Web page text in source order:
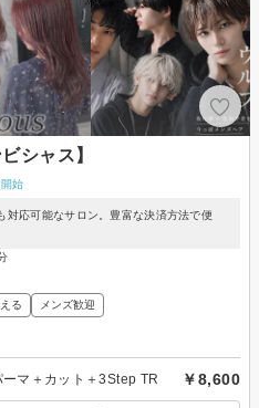
シャス】
始
対応可能なサロン。豊富な決済方法で便
る メンズ歓迎
ーマ＋カット＋3Step TR ￥8,600